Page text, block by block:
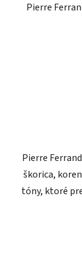
Pierre
Pierre
škorica,
tóny, ktoré